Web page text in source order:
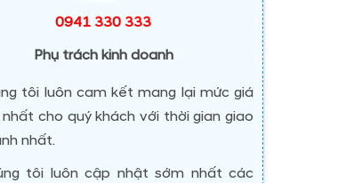
0941 330 333
Phụ trách kinh doanh
tôi luôn cam kết mang lại mức giá
cho quý khách với thời gian giao
nhất.
tôi luôn cập nhật sớm nhất các